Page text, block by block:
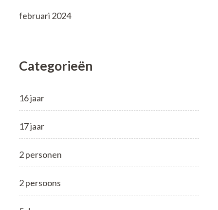
februari 2024
Categorieën
16 jaar
17 jaar
2 personen
2 persoons